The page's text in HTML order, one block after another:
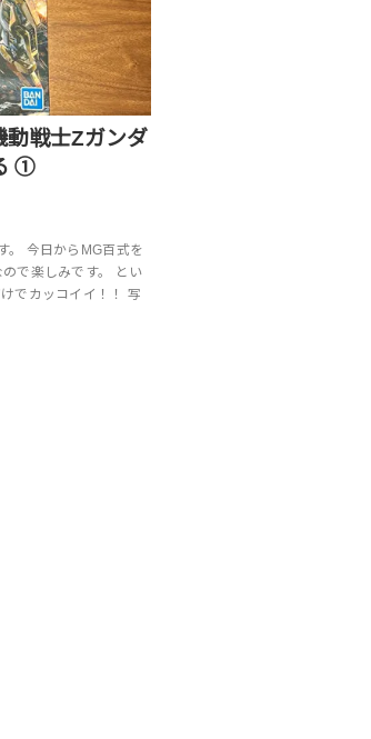
動戦士Ζガンダ
①
。 今日からMG百式を
で楽しみです。 とい
でカッコイイ！！ 写